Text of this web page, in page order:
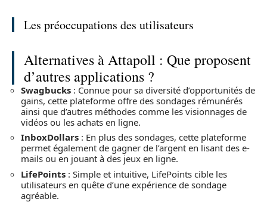
Les préoccupations des utilisateurs
Alternatives à Attapoll : Que proposent
d’autres applications ?
Swagbucks : Connue pour sa diversité d’opportunités de
gains, cette plateforme offre des sondages rémunérés
ainsi que d’autres méthodes comme les visionnages de
vidéos ou les achats en ligne.
InboxDollars : En plus des sondages, cette plateforme
permet également de gagner de l’argent en lisant des e-
mails ou en jouant à des jeux en ligne.
LifePoints : Simple et intuitive, LifePoints cible les
utilisateurs en quête d’une expérience de sondage
agréable.